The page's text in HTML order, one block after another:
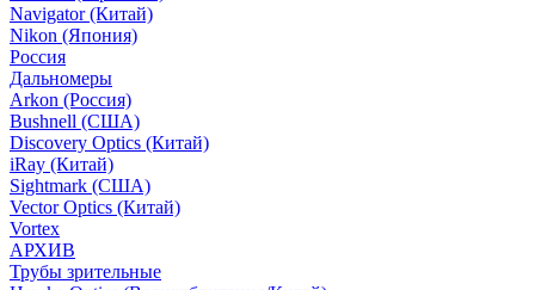
Navigator (Китай)
Nikon (Япония)
Россия
Дальномеры
Arkon (Россия)
Bushnell (США)
Discovery Optics (Китай)
iRay (Китай)
Sightmark (США)
Vector Optics (Китай)
Vortex
АРХИВ
Трубы зрительные